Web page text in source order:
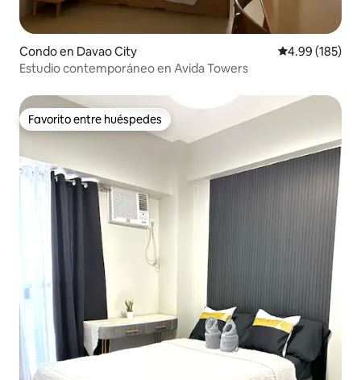
Condo en Davao City Calificación
4.99 (185)
Estudio contemporáneo en Avida Towers
Favorito entre huéspedes
Favorito entre huéspedes